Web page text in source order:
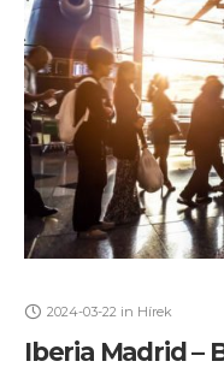
2024-03-22 in Hírek
Iberia Madrid –